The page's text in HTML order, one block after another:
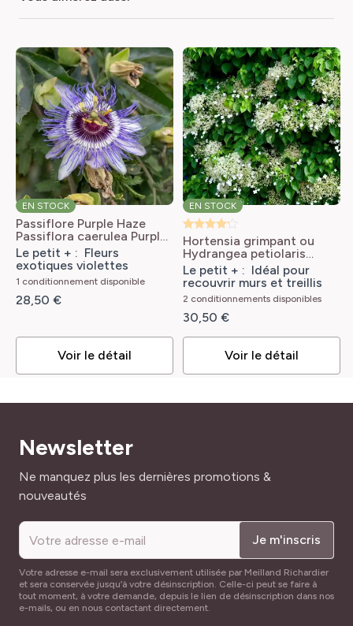
2 cm
Arbustes
FEUILLAGE
Caduc
NOM COMMUN
Jasmin à fleurs nues, Jasmin d'hiver
PARFUM
Non parfumée
TYPE DE PORT
Couvre-sol, Grimpant, Retombant
DENSITÉ DE PLANTATION
1/m2
HAUTEUR
2.50 m
INTÉRÊT DÉCORATIF
Floraison précoce
LARGEUR ADULTE
2.50 m
TYPE DE SOL
Tous
Très rustique
EN STOCK
Passiflore Purple Haze
Passiflora caerulea Purple
Haze
Le petit + : Fleurs
exotiques violettes
1 conditionnement disponible
28,50 €
Voir le détail
EN STOCK
Hortensia grimpant ou
Hydrangea petiolaris
Hydrangea anomala ssp.
petiolaris
Le petit + : Idéal pour
recouvrir murs et treillis
2 conditionnements disponibles
30,50 €
Voir le détail
Newsletter
Adresse mail
Ne manquez plus les dernières promotions &
nouveautés
Je m'inscris
Votre adresse e-mail sera exclusivement utilisée par Meilland Richardier
et sera conservée jusqu’à votre désinscription. Celle-ci peut se faire à
tout moment, à votre demande, depuis le lien de désinscription dans nos
e-mails, ou en nous contactant directement.